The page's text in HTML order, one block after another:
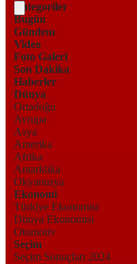
Kategoriler
Bugün
Gündem
Video
Foto Galeri
Son Dakika
Haberler
Dünya
Ortadoğu
Avrupa
Asya
Amerika
Afrika
Antarktika
Okyanusya
Ekonomi
Türkiye Ekonomisi
Dünya Ekonomisi
Otomotiv
Seçim
Seçim Sonuçları 2024